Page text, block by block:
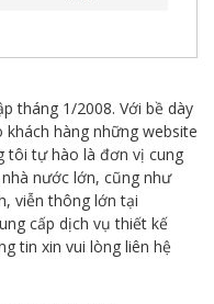
tháng 1/2008. Với bề dày
hàng những website
tôi tự hào là đơn vị cung
nước lớn, cũng như
viễn thông lớn tại
cấp dịch vụ thiết kế
tin xin vui lòng liên hệ